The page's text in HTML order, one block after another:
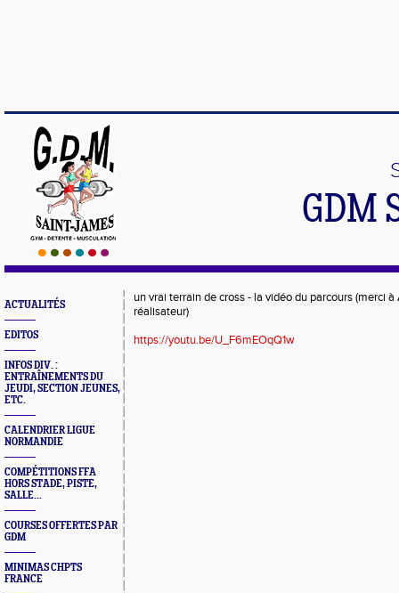
GDM
ACTUALITÉS
EDITOS
INFOS DIV. :
ENTRAÎNEMENTS DU
JEUDI, SECTION JEUNES,
ETC.
CALENDRIER LIGUE
NORMANDIE
COMPÉTITIONS FFA
HORS STADE, PISTE,
SALLE...
COURSES OFFERTES PAR
GDM
MINIMAS CHPTS
FRANCE
un vrai terrain de cross - la vidéo du parcours (merci
réalisateur)
https://youtu.be/U_F6mEOqQ1w